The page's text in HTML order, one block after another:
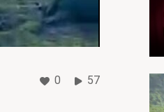
0 57